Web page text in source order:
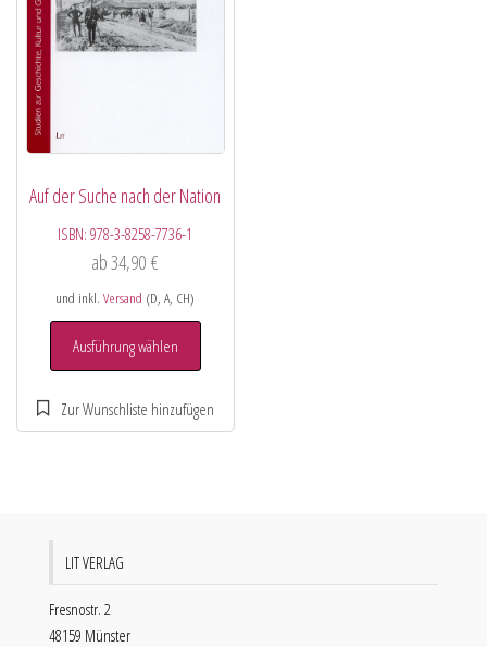
Auf der Suche nach der Nation
ISBN:978-3-8258-7736-1
ab34,90€
und inkl.Versand (D, A, CH)
Ausführung wählen
LIT VERLAG
Fresnostr. 2
48159 Münster